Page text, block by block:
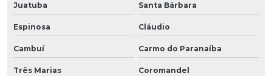
Juatuba Santa Bárbara
Espinosa Cláudio
Cambuí Carmo do Paranaíba
Três Marias Coromandel